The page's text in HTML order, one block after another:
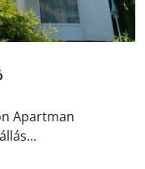
Apartman